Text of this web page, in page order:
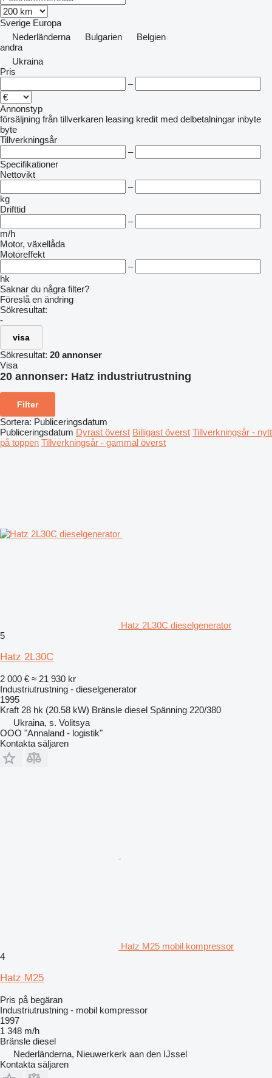
Sverige Europa
Nederländerna
Bulgarien
Belgien
andra
Ukraina
Pris
–
Annonstyp
försäljning från tillverkaren leasing kredit med delbetalningar inbyte
byte
Tillverkningsår
–
Specifikationer
Nettovikt
–
kg
Drifttid
–
m/h
Motor, växellåda
Motoreffekt
–
hk
Saknar du några filter?
Föreslå en ändring
Sökresultat:
-
visa
Sökresultat: 20 annonser
Visa
20 annonser: Hatz industriutrustning
Filter
Sortera: Publiceringsdatum
Publiceringsdatum Dyrast överst Billigast överst Tillverkningsår - nytt
på toppen Tillverkningsår - gammal överst
Hatz 2L30C dieselgenerator
5
Hatz 2L30C
2 000 € ≈ 21 930 kr
Industriutrustning - dieselgenerator
1995
Kraft 28 hk (20.58 kW) Bränsle diesel Spänning 220/380
Ukraina, s. Volitsya
OOO "Annaland - logistik"
Kontakta säljaren
Hatz M25 mobil kompressor
4
Hatz M25
Pris på begäran
Industriutrustning - mobil kompressor
1997
1 348 m/h
Bränsle diesel
Nederländerna, Nieuwerkerk aan den IJssel
Kontakta säljaren